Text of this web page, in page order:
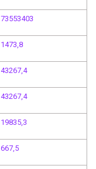
73553403
1473,8
43267,4
43267,4
19835,3
667,5